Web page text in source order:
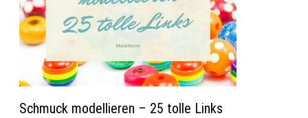
Schmuck modellieren – 25 tolle Links